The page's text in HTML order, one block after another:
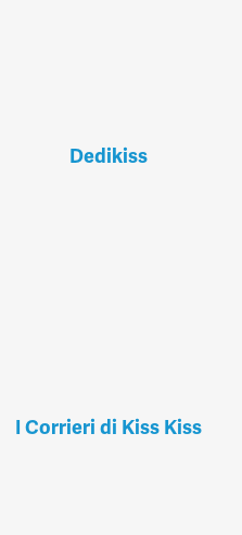
Dedikiss
I Corrieri di Kiss Kiss